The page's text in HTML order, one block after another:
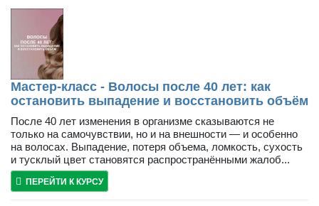
Мастер-класс - Волосы после 40 лет: как
остановить выпадение и восстановить объём
После 40 лет изменения в организме сказываются не
только на самочувствии, но и на внешности — и особенно
на волосах. Выпадение, потеря объема, ломкость, сухость
и тусклый цвет становятся распространёнными жалоб...
ПЕРЕЙТИ К КУРСУ